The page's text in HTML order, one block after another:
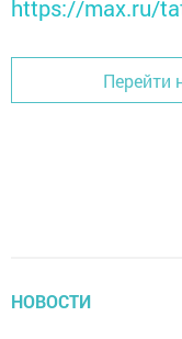
https://max.ru/
Перейти
НОВОСТИ